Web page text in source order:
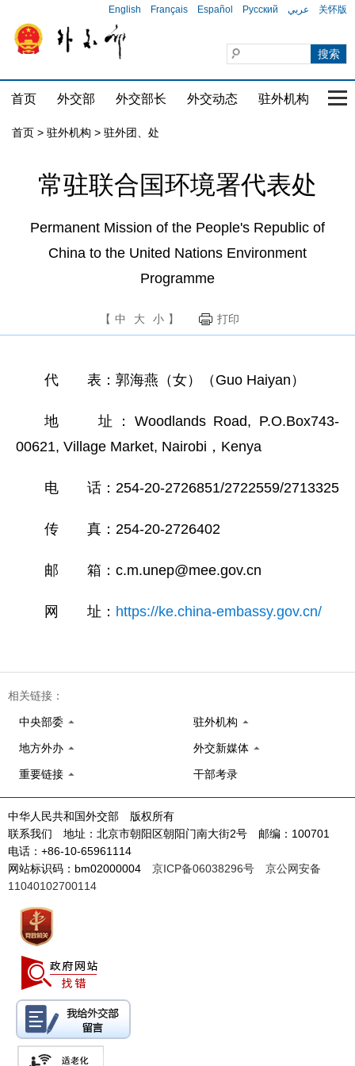
English Français Español Русский عربي 关怀版
首页 外交部 外交部长 外交动态 驻外机构 国
首页 > 驻外机构 > 驻外团、处
常驻联合国环境署代表处
Permanent Mission of the People's Republic of
China to the United Nations Environment
Programme
【 中 大 小 】 打印
代 表：郭海燕（女）（Guo Haiyan）
地 址：Woodlands Road, P.O.Box743-
00621, Village Market, Nairobi，Kenya
电 话：254-20-2726851/2722559/2713325
传 真：254-20-2726402
邮 箱：c.m.unep@mee.gov.cn
网 址： https://ke.china-embassy.gov.cn/
相关链接：
中央部委 驻外机构
地方外办 外交新媒体
重要链接 干部考录
中华人民共和国外交部 版权所有
联系我们 地址：北京市朝阳区朝阳门南大街2号 邮编：100701
电话：+86-10-65961114
网站标识码：bm02000004 京ICP备06038296号
京公网安备
11040102700114